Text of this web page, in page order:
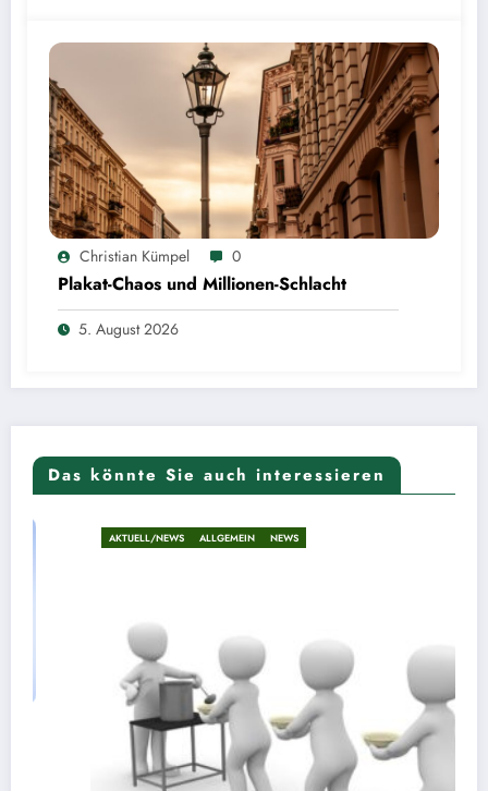
Christian Kümpel 0
Plakat-Chaos und Millionen-Schlacht
5. August 2026
Das könnte Sie auch interessieren
AKTUELL/NEWS ALLGEMEIN NEWS